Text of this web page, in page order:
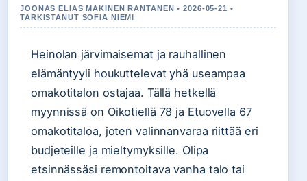
JOONAS ELIAS MAKINEN RANTANEN • 2026-05-21 •
TARKISTANUT SOFIA NIEMI
Heinolan järvimaisemat ja rauhallinen
elämäntyyli houkuttelevat yhä useampaa
omakotitalon ostajaa. Tällä hetkellä
myynnissä on Oikotiellä 78 ja Etuovella 67
omakotitaloa, joten valinnanvaraa riittää eri
budjeteille ja mieltymyksille. Olipa
etsinnässäsi remontoitava vanha talo tai